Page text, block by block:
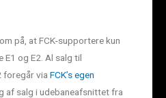
på, at FCK-supportere kun
og E2. Al salg til
foregår via FCK’s egen
af salg i udebaneafsnittet fra